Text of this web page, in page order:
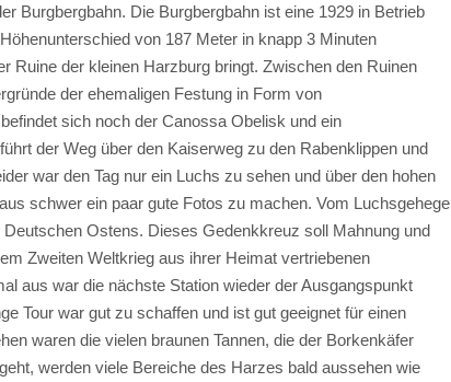
Burgbergbahn. Die Burgbergbahn ist eine 1929 in Betrieb
von 187 Meter in knapp 3 Minuten
Ruine der kleinen Harzburg bringt. Zwischen den Ruinen
der ehemaligen Festung in Form von
sich noch der Canossa Obelisk und ein
der Weg über den Kaiserweg zu den Rabenklippen und
war den Tag nur ein Luchs zu sehen und über den hohen
schwer ein paar gute Fotos zu machen. Vom Luchsgehege
Ostens. Dieses Gedenkkreuz soll Mahnung und
Zweiten Weltkrieg aus ihrer Heimat vertriebenen
aus war die nächste Station wieder der Ausgangspunkt
Tour war gut zu schaffen und ist gut geeignet für einen
waren die vielen braunen Tannen, die der Borkenkäfer
werden viele Bereiche des Harzes bald aussehen wie